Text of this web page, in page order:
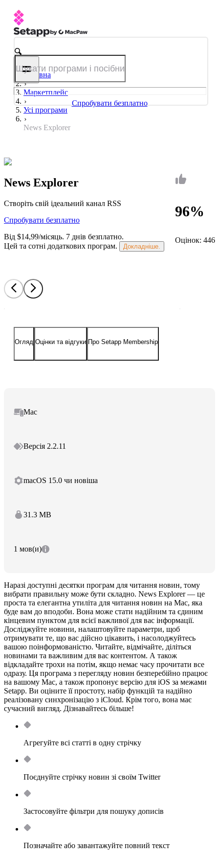
Спробувати безплатно
Головна
Маркетплейс
Усі програми
News Explorer
96%
Оцінок: 446
News Explorer
Створіть свій ідеальний канал RSS
Спробувати безплатно
Від $14,99/місяць. 7 днів безплатно.
Цей та сотні додаткових програм.
Докладніше.
Огляд Оцінки та відгуки Про Setapp Membership
Mac
Версія 2.2.11
macOS 15.0 чи новіша
31.3 MB
1 мов(и)
Наразі доступні десятки програм для читання новин, тому
вибрати правильну може бути складно. News Explorer — це
проста та елегантна утиліта для читання новин на Mac, яка
буде вам до вподоби. Вона може стати надійним та єдиним
кінцевим пунктом для всієї важливої для вас інформації.
Досліджуйте новини, налаштовуйте параметри, щоб
отримувати те, що вас дійсно цікавить, і насолоджуйтесь
вашою поінформованістю. Читайте, відмічайте, діліться
новинами та важливим для вас контентом. А також
відкладайте трохи на потім, якщо немає часу прочитати все
одразу. Ця програма з перегляду новин безперебійно працює
на вашому Mac, а також пропонує версію для iOS за межами
Setapp. Ви оціните її простоту, набір функцій та надійно
реалізовану синхронізацію з iCloud. Крім того, вона має
сучасний вигляд. Дізнавайтесь більше!
Агрегуйте всі статті в одну стрічку
Поєднуйте стрічку новин зі своїм Twitter
Застосовуйте фільтри для пошуку дописів
Позначайте або завантажуйте повний текст